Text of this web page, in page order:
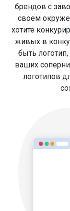
брендов с
своем
хотите
живых в
быть
ваших
логотипов